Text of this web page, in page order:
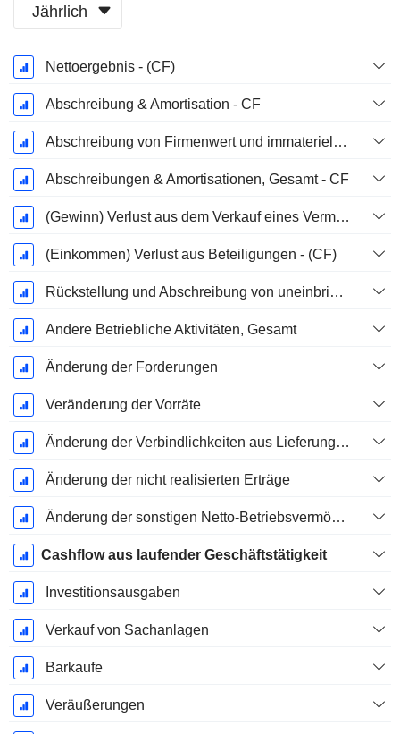
Jährlich
Ende d.
Geschäftsjahres:
Dezember
Nettoergebnis - (CF)
Abschreibung & Amortisation - CF
Abschreibung von Firmenwert und immateriellen Vermögenswerten - (CF) - (Modellspezifisch)
Abschreibungen & Amortisationen, Gesamt - CF
(Gewinn) Verlust aus dem Verkauf eines Vermögenswerts
(Einkommen) Verlust aus Beteiligungen - (CF)
Rückstellung und Abschreibung von uneinbringlichen Forderungen
Andere Betriebliche Aktivitäten, Gesamt
Änderung der Forderungen
Veränderung der Vorräte
Änderung der Verbindlichkeiten aus Lieferungen und Leistungen
Änderung der nicht realisierten Erträge
Änderung der sonstigen Netto-Betriebsvermögen
Cashflow aus laufender Geschäftstätigkeit
Investitionsausgaben
Verkauf von Sachanlagen
Barkaufe
Veräußerungen